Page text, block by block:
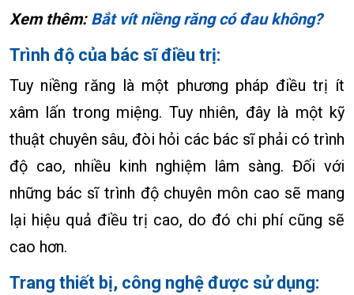
Xem thêm: Bắt vít niềng răng có đau không?
Trình độ của bác sĩ điều trị:
Tuy niềng răng là một phương pháp điều trị ít
xâm lấn trong miệng. Tuy nhiên, đây là một kỹ
thuật chuyên sâu, đòi hỏi các bác sĩ phải có trình
độ cao, nhiều kinh nghiệm lâm sàng. Đối với
những bác sĩ trình độ chuyên môn cao sẽ mang
lại hiệu quả điều trị cao, do đó chi phí cũng sẽ
cao hơn.
Trang thiết bị, công nghệ được sử dụng: